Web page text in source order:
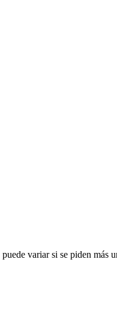
variar si se piden más